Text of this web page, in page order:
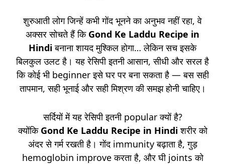
शुरुआती लोग जिन्हें कभी गोंद भूनने का अनुभव नहीं रहा, वे
अक्सर सोचते हैं कि Gond Ke Laddu Recipe in
Hindiबनाना शायद मुश्किल होगा… लेकिन सच इसके
बिलकुल उलट है। यह रेसिपी इतनी आसान, सीधी और सरल है
कि कोई भी beginner इसे घर पर बना सकता है — बस सही
तापमान, सही भूनाई और सही मिश्रण की समझ होनी चाहिए।
सर्दियों में यह रेसिपी इतनी popular क्यों है?
क्योंकि Gond Ke Laddu Recipe in Hindiशरीर को
अंदर से गर्म रखती है। गोंद immunity बढ़ाता है, गुड़
hemoglobin improve करता है, और घी joints को